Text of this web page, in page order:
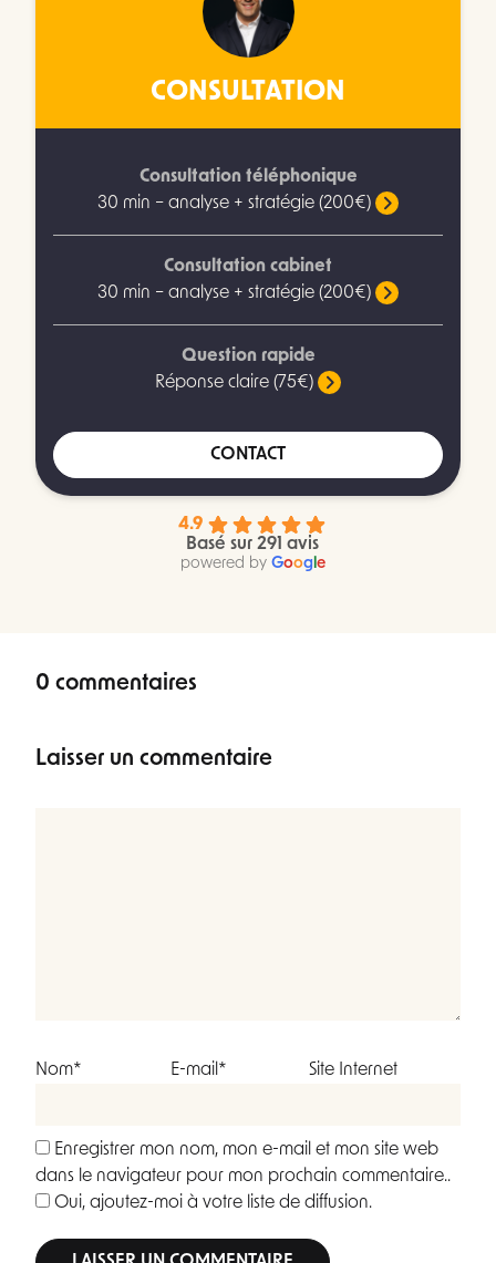
CONSULTATION
Consultation téléphonique
30 min – analyse + stratégie (200€)
Consultation cabinet
30 min – analyse + stratégie (200€)
Question rapide
Réponse claire (75€)
CONTACT
4.9
Basé sur 291 avis
powered by Googl e
0 commentaires
Laisser un commentaire
Nom* E-mail* Site Internet
Enregistrer mon nom, mon e-mail et mon site web
dans le navigateur pour mon prochain commentaire..
Oui, ajoutez-moi à votre liste de diffusion.